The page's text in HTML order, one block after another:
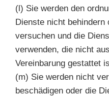
(l) Sie werden den
Dienste nicht behindern
versuchen und die
verwenden, die nicht
Vereinbarung gestattet
(m) Sie werden nicht
beschädigen oder die